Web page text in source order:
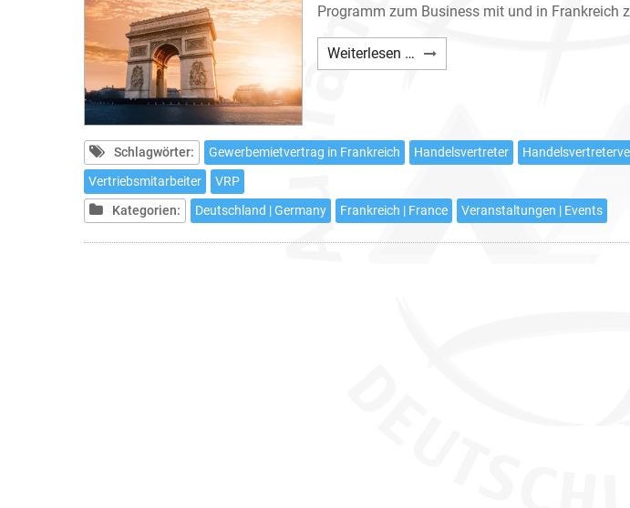
Programm zum Business mit und in Frankreich
Weiterlesen … Webinar-
Programm
Schlagwörter: Gewerbemietvertrag in Frankreich Handelsvertreter
Vertriebsmitarbeiter
VRP
Kategorien:
Deutschland | Germany Frankreich | France Veranstaltungen | Events